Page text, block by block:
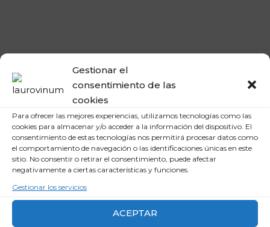
Gestionar el
consentimiento de las
cookies
Para ofrecer las mejores experiencias, utilizamos tecnologías como las
cookies para almacenar y/o acceder a la información del dispositivo. El
consentimiento de estas tecnologías nos permitirá procesar datos como
el comportamiento de navegación o las identificaciones únicas en este
sitio. No consentir o retirar el consentimiento, puede afectar
negativamente a ciertas características y funciones.
Gestionar los servicios
ACEPTAR
ACTUALIDAD
El universo Oloroso sigue conquistando al mundo:
Fundador y Harveys brillan en IWSC y SFWSC 2026
medallas. Son aquellos que…
HACE 2 MESES